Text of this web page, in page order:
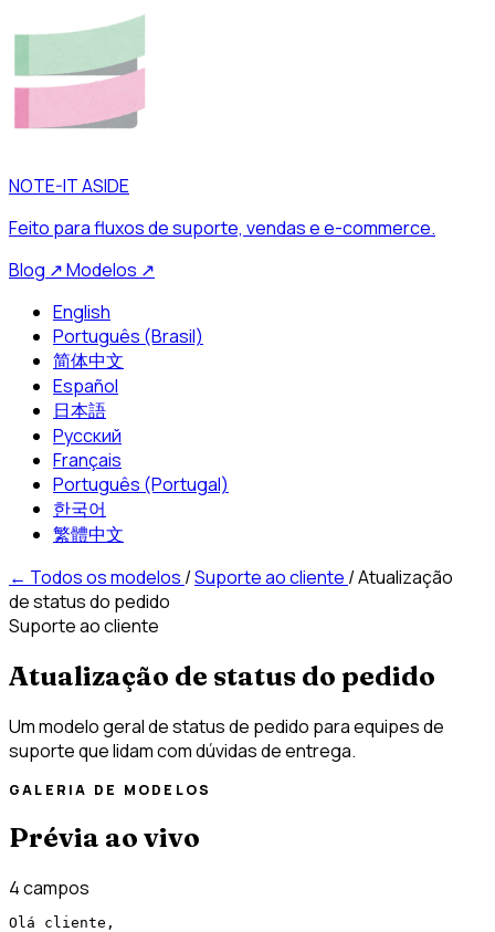
NOTE-IT ASIDE
Feito para fluxos de suporte, vendas e e-commerce.
Blog ↗Modelos ↗
English
Português (Brasil)
简体中文
Español
日本語
Русский
Français
Português (Portugal)
한국어
繁體中文
← Todos os modelos /Suporte ao cliente /Atualização
de status do pedido
Suporte ao cliente
Atualização de status do pedido
Um modelo geral de status de pedido para equipes de
suporte que lidam com dúvidas de entrega.
GALERIA DE MODELOS
Prévia ao vivo
4 campos
Olá cliente,